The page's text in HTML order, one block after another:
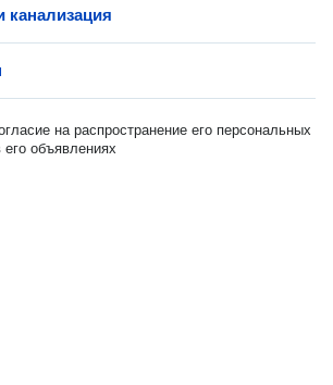
канализация
на распространение его персональных
объявлениях